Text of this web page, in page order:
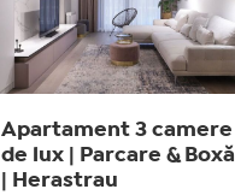
Apartament 3 camere
de lux | Parcare & Boxă
| Herastrau